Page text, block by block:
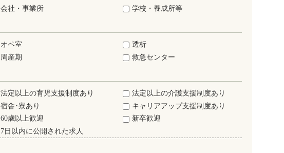
会社・事業所
学校・養成所等
オペ室
透析
周産期
救急センター
法定以上の育児支援制度あり
法定以上の介護支援制度あり
宿舎･寮あり
キャリアアップ支援制度あり
60歳以上歓迎
新卒歓迎
7日以内に公開された求人